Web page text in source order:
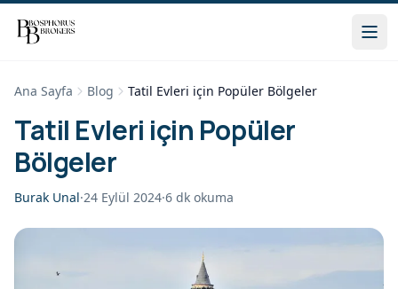
Ana Sayfa Blog Tatil Evleri için Popüler Bölgeler
Tatil Evleri için Popüler
Bölgeler
Burak Unal·24 Eylül 2024·6 dk okuma